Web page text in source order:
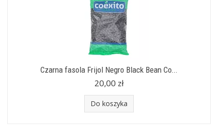
Czarna fasola Frijol Negro Black Bean Co...
20,00 zł
Do koszyka